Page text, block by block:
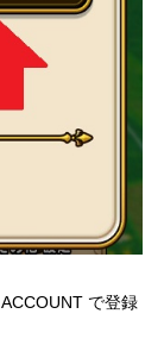
で登録